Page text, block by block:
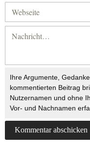
Ihre Argumente,
kommentierten Beitrag
Nutzernamen und ohne
Vor- und Nachnamen